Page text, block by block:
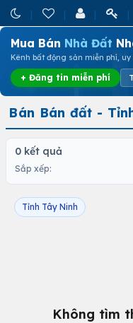
Mua Bán Nhà Đất
Kênh bất động sản miễn phí, uy
+ Đăng tin miễn phí
Bán Bán đất -
0 kết quả
Sắp xếp:
Tỉnh Tây Ninh
Không tìm